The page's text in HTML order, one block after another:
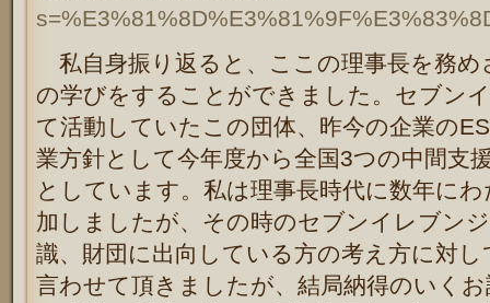
私自身振り返ると、ここの理事長を務め
の学びをすることができました。セブン
て活動していたこの団体、昨今の企業の
業方針として今年度から全国3つの中間支
としています。私は理事長時代に数年に
加しましたが、その時のセブンイレブン
識、財団に出向している方の考え方に対
言わせて頂きましたが、結局納得のいく